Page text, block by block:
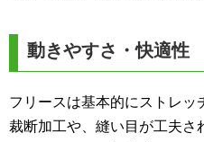
動きやすさ・快適性
フリースは基本的にストレ
裁断加工や、縫い目が工夫さ